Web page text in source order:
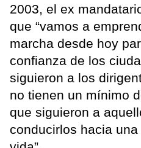
2003, el ex
que “vamos a
marcha desde hoy
confianza de los
siguieron a los
no tienen un mínimo
que siguieron a
conducirlos hacia